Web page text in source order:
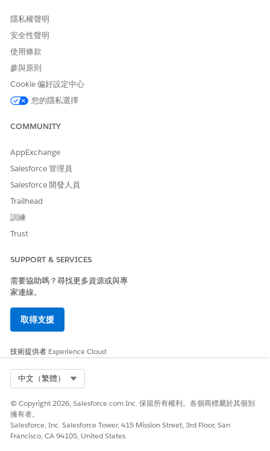
隱私權聲明
安全性聲明
使用條款
參與原則
Cookie 偏好設定中心
您的隱私選擇
COMMUNITY
AppExchange
Salesforce 管理員
Salesforce 開發人員
Trailhead
訓練
Trust
SUPPORT & SERVICES
需要協助嗎？尋找更多資源或與專
家連線。
取得支援
技術提供者 Experience Cloud
中文（繁體）
© Copyright 2026, Salesforce.com Inc. 保留所有權利。各個商標屬於其個別
擁有者。
Salesforce, Inc. Salesforce Tower, 415 Mission Street, 3rd Floor, San
Francisco, CA 94105, United States